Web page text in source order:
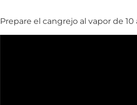
Prepare el cangrejo al vapor de